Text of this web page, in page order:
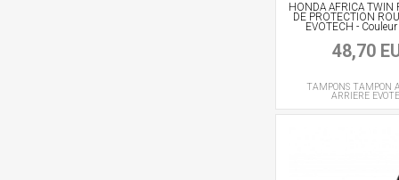
HONDA AFRICA TWIN
DE PROTECTION
EVOTECH - Couleur
48,70
TAMPONS TAMPON
ARRIERE